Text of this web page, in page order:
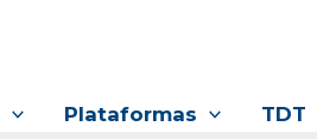
Plataformas TDT